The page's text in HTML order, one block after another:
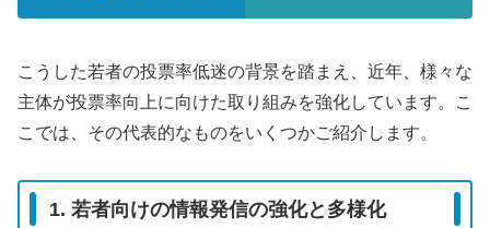
こうした若者の投票率低迷の背景を踏まえ、近年、様々な
主体が投票率向上に向けた取り組みを強化しています。こ
こでは、その代表的なものをいくつかご紹介します。
1. 若者向けの情報発信の強化と多様化